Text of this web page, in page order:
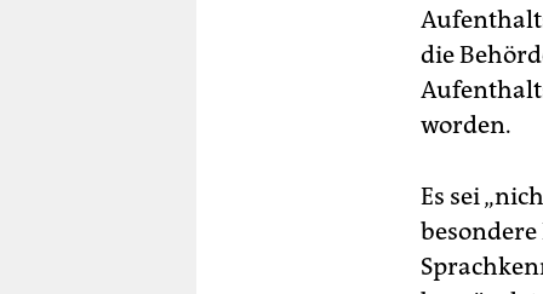
die
worden.
Es sei